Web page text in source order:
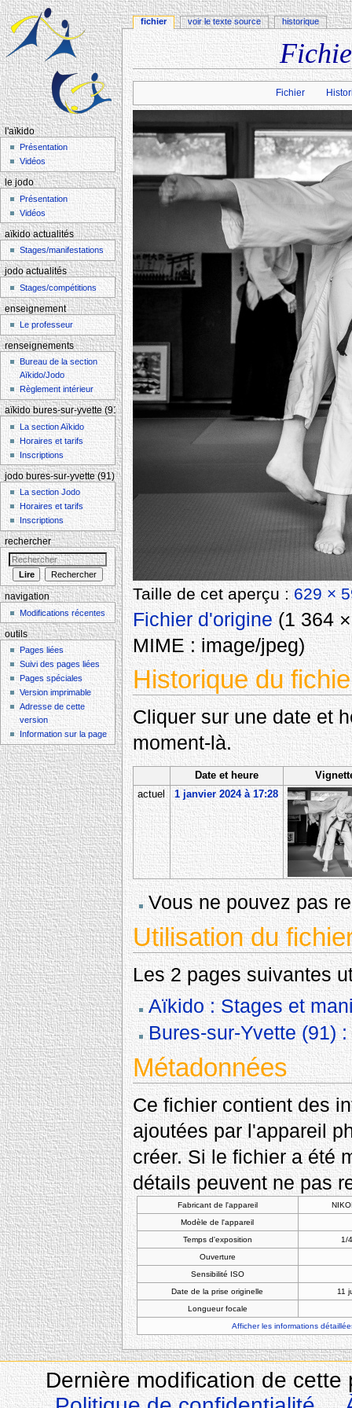
Aller à :navigation , rechercher
Fichier
Taille de cet aperçu :629 ×
Fichier d'origine‎(1 364
MIME :image/jpeg)
Historique du
Cliquer sur une date et
moment-là.
Date et heure
actuel
1 janvier 2024 à 17:28
Vous ne pouvez pas
Utilisation du
Les 2 pages suivantes
Aïkido : Stages et
Bures-sur-Yvette (91)
Métadonnées
Ce fichier contient des
ajoutées par l'appareil
créer. Si le fichier a été
détails peuvent ne pas
Fabricant de l'appareil
Modèle de l'appareil
Temps d'exposition
1/
Ouverture
Sensibilité ISO
Date de la prise originelle
11
Longueur focale
Afficher les informations
fichier voir le texte source historique
l'aïkido
Présentation
Vidéos
le jodo
Présentation
Vidéos
aïkido actualités
Stages/manifestations
jodo actualités
Stages/compétitions
enseignement
Le professeur
renseignements
Bureau de la section
Aïkido/Jodo
Règlement intérieur
aïkido bures-sur-yvette (91)
La section Aïkido
Horaires et tarifs
Inscriptions
jodo bures-sur-yvette (91)
La section Jodo
Horaires et tarifs
Inscriptions
rechercher
navigation
Modifications récentes
outils
Pages liées
Suivi des pages liées
Pages spéciales
Version imprimable
Adresse de cette
version
Information sur la page
Dernière modification de